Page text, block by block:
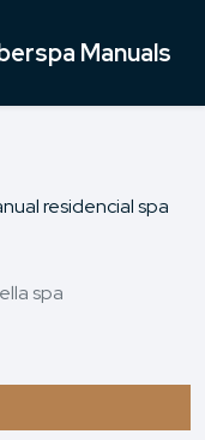
Manuals
residencial spa
spa